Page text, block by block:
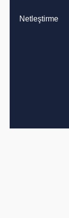
Netleştirme